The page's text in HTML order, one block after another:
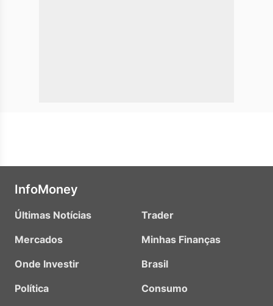
InfoMoney
Últimas Notícias
Mercados
Onde Investir
Política
Trader
Minhas Finanças
Brasil
Consumo